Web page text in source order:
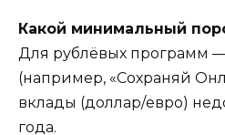
Какой минимальный
Для рублёвых программ —
(например, «Сохраняй
вклады (доллар/евро)
года.